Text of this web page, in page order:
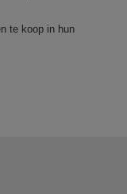
te koop in hun